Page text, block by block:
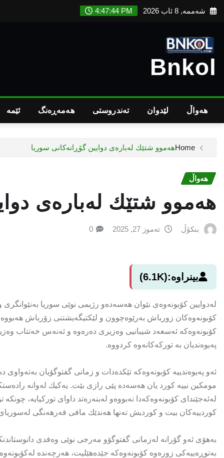
Skip
شەممە, 8 ئاب 2026 4:47:45 PM
Bnkol
هەواڵ لێدوان تەندروستى هەمەڕەنگ ئێمە
Homeهه‌موو شتێك له‌باره‌ی دوایین گۆڕانه‌كانی سوریا
هەواڵ
هه‌موو شتێك له‌باره‌ی
بنکۆڵ تەموز 27, 2025 0
بینراوە:(6.1K)
كۆبونه‌وه‌كان زورباش به‌رێوه‌چوون و لێكتیگه‌یشتنی زۆرباش
كۆبونه‌وه‌كه‌ ئه‌سعه‌د شیبانیی وه‌زیری ده‌ره‌وه‌ و ئه‌نه‌س خه‌تتاب
په‌یوه‌ندیان به‌ توركه‌كانه‌وه‌ كردووه‌.
ئه‌و په‌یوه‌ندییه‌ كۆبونه‌وه‌كه‌ تێكده‌دات و زمانی گفتوگۆیان
مومكین نییه‌ كورد یان هه‌سه‌ده‌ پێى رازی بێت. یه‌كیك له‌وانه‌
له‌ئه‌جێندای كۆبونه‌وه‌كه‌دا نه‌بووه‌و له‌بنه‌ره‌تد داوای توركیایه‌،
كوردییه‌كان بیت و كوردیش ته‌نها هه‌ندێك مافی فه‌رهه‌نگی
به‌هۆی ئه‌و گۆرانه‌ له‌زمانی گفتوگۆو مه‌رجی نوێی وه‌فدی
به‌توڕه‌ییه‌كی زوره‌وه‌ كۆبونه‌وه‌كه‌ جێده‌هێلیت، هه‌رچه‌نده‌